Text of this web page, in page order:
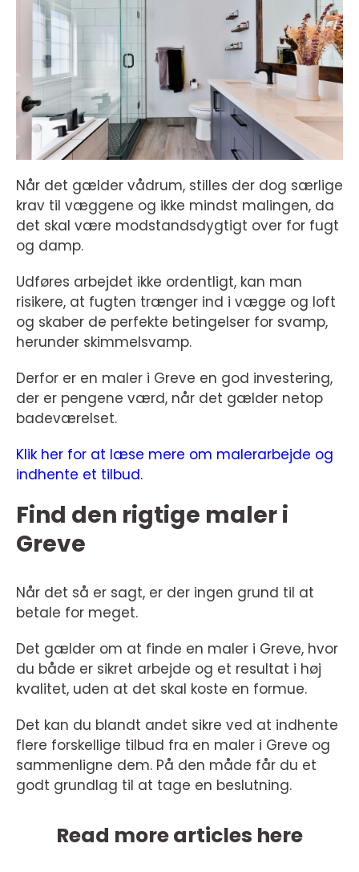
Når det gælder vådrum, stilles der dog særlige
krav til væggene og ikke mindst malingen, da
det skal være modstandsdygtigt over for fugt
og damp.
Udføres arbejdet ikke ordentligt, kan man
risikere, at fugten trænger ind i vægge og loft
og skaber de perfekte betingelser for svamp,
herunder skimmelsvamp.
Derfor er en maler i Greve en god investering,
der er pengene værd, når det gælder netop
badeværelset.
Klik her for at læse mere om malerarbejde og
indhente et tilbud.
Find den rigtige maler i
Greve
Når det så er sagt, er der ingen grund til at
betale for meget.
Det gælder om at finde en maler i Greve, hvor
du både er sikret arbejde og et resultat i høj
kvalitet, uden at det skal koste en formue.
Det kan du blandt andet sikre ved at indhente
flere forskellige tilbud fra en maler i Greve og
sammenligne dem. På den måde får du et
godt grundlag til at tage en beslutning.
Read more articles here